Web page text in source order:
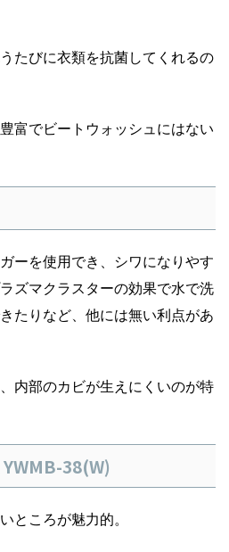
たびに衣類を抗菌してくれるの
富でビートウォッシュにはない
ーを使用でき、シワになりやす
ズマクラスターの効果で水で洗
たりなど、他には無い利点があ
内部のカビが生えにくいのが特
38(W)
ところが魅力的。